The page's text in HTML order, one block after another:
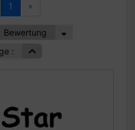
1 »
Bewertung
: